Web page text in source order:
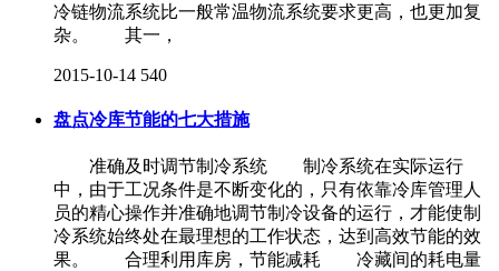
冷链物流系统比一般常温物流系统要求更高，也更加复
杂。 其一，
2015-10-14 540
盘点冷库节能的七大措施
准确及时调节制冷系统 制冷系统在实际运行
中，由于工况条件是不断变化的，只有依靠冷库管理人
员的精心操作并准确地调节制冷设备的运行，才能使制
冷系统始终处在最理想的工作状态，达到高效节能的效
果。 合理利用库房，节能减耗 冷藏间的耗电量